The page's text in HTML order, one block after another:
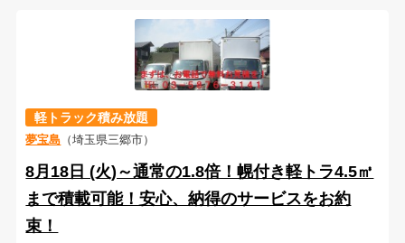
軽トラック積み放題
夢宝島 （埼玉県三郷市）
8月18日 (火)～通常の1.8倍！幌付き軽トラ4.5㎥
まで積載可能！安心、納得のサービスをお約
束！